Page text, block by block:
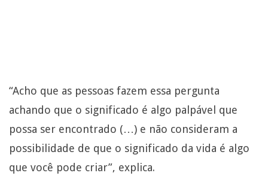
“Acho que as pessoas fazem essa pergunta
achando que o significado é algo palpável que
possa ser encontrado (…) e não consideram a
possibilidade de que o significado da vida é algo
que você pode criar”, explica.